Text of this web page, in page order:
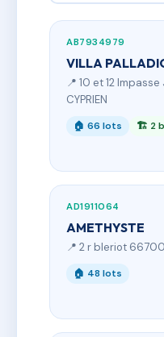
AB7934979
VILLA
📍 10 et 12
CYPRIEN
🏠 66 lots 🏗 2
AD1911064
AMETHYSTE
📍 2 r bleriot 66700
🏠 48 lots